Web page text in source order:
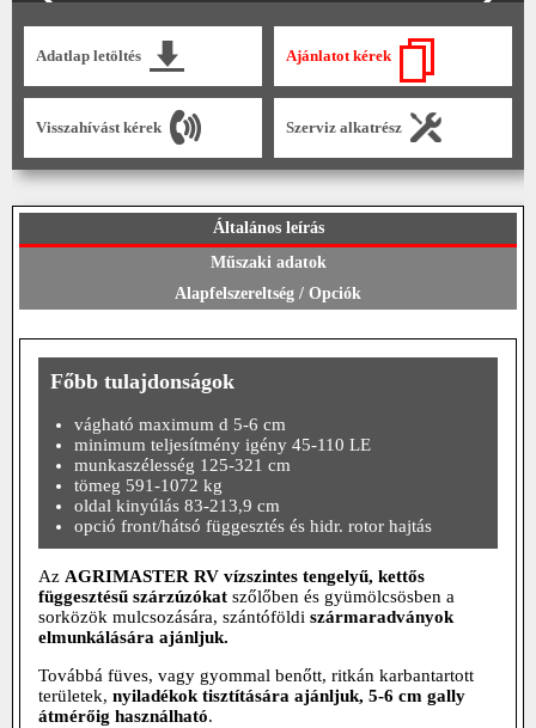
Adatlap letöltés Ajánlatot kérek
Visszahívást kérek Szerviz alkatrész
Általános leírás
Műszaki adatok
Alapfelszereltség / Opciók
Főbb tulajdonságok
vágható maximum d 5-6 cm
minimum teljesítmény igény 45-110 LE
munkaszélesség 125-321 cm
tömeg 591-1072 kg
oldal kinyúlás 83-213,9 cm
opció front/hátsó függesztés és hidr. rotor hajtás
Az AGRIMASTER RV vízszintes tengelyű, kettős
függesztésű szárzúzókat szőlőben és gyümölcsösben a
sorközök mulcsozására, szántóföldi szármaradványok
elmunkálására ajánljuk.
Továbbá füves, vagy gyommal benőtt, ritkán karbantartott
területek, nyiladékok tisztítására ajánljuk, 5-6 cm gally
átmérőig használható.